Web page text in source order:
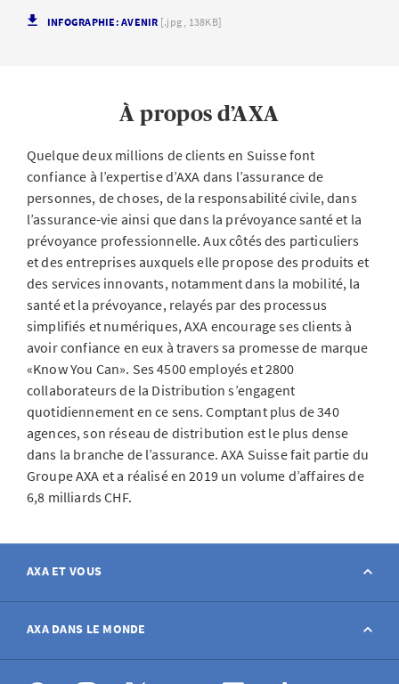
INFOGRAPHIE: AVENIR [.jpg , 138KB]
À propos d’AXA
Quelque deux millions de clients en Suisse font
confiance à l’expertise d’AXA dans l’assurance de
personnes, de choses, de la responsabilité civile, dans
l’assurance-vie ainsi que dans la prévoyance santé et la
prévoyance professionnelle. Aux côtés des particuliers
et des entreprises auxquels elle propose des produits et
des services innovants, notamment dans la mobilité, la
santé et la prévoyance, relayés par des processus
simplifiés et numériques, AXA encourage ses clients à
avoir confiance en eux à travers sa promesse de marque
«Know You Can». Ses 4500 employés et 2800
collaborateurs de la Distribution s’engagent
quotidiennement en ce sens. Comptant plus de 340
agences, son réseau de distribution est le plus dense
dans la branche de l’assurance. AXA Suisse fait partie du
Groupe AXA et a réalisé en 2019 un volume d’affaires de
6,8 milliards CHF.
AXA ET VOUS
Contact
Déclarer sinistre
AXA DANS LE MONDE